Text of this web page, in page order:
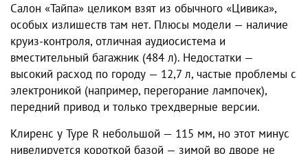
Салон «Тайпа» целиком взят из обычного «Цивика»,
особых излишеств там нет. Плюсы модели — наличие
круиз-контроля, отличная аудиосистема и
вместительный багажник (484 л). Недостатки —
высокий расход по городу — 12,7 л, частые проблемы с
электроникой (например, перегорание лампочек),
передний привод и только трехдверные версии.
Клиренс у Type R небольшой — 115 мм, но этот минус
нивелируется короткой базой — зимой во дворе не